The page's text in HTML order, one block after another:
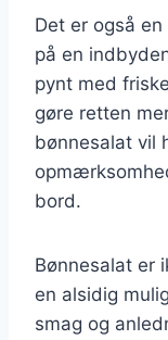
Det er også
på en
pynt med
gøre retten
bønnesalat vil
bord.
Bønnesalat er
en alsidig
smag og